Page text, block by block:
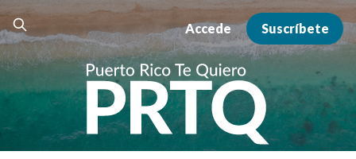
Accede Suscríbete